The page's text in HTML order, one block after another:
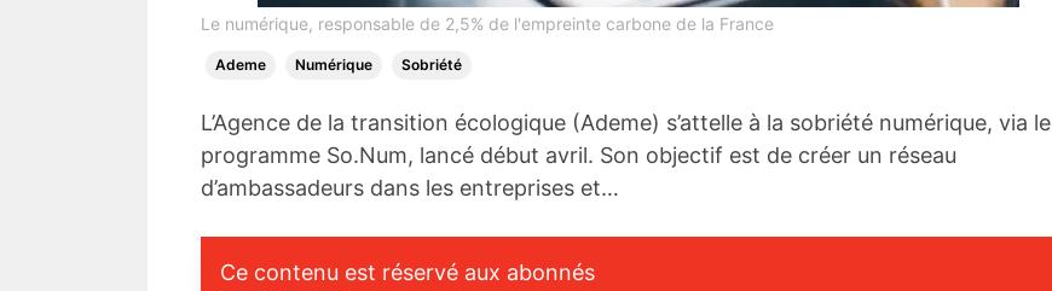
Le numérique, responsable de 2,5% de l'empreinte carbone de la France
Ademe Numérique Sobriété
L’Agence de la transition écologique (Ademe) s’attelle à la sobriété numérique, via le
programme So.Num, lancé début avril. Son objectif est de créer un réseau
d’ambassadeurs dans les entreprises et…
Ce contenu est réservé aux abonnés